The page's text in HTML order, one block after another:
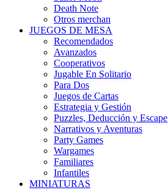
Death Note
Otros merchan
JUEGOS DE MESA
Recomendados
Avanzados
Cooperativos
Jugable En Solitario
Para Dos
Juegos de Cartas
Estrategia y Gestión
Puzzles, Deducción y Escape
Narrativos y Aventuras
Party Games
Wargames
Familiares
Infantiles
MINIATURAS